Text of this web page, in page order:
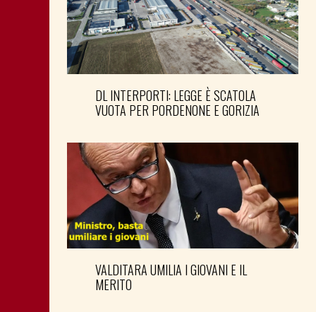
DL INTERPORTI: LEGGE È SCATOLA
VUOTA PER PORDENONE E GORIZIA
VALDITARA UMILIA I GIOVANI E IL
MERITO